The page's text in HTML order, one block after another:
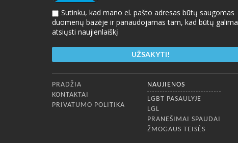
Sutinku, kad mano el. pašto adresas būtų saugomas
duomenų bazėje ir panaudojamas tam, kad būtų galima
atsiųsti naujienlaiškį
Apatinis meniu
PRADŽIA
KONTAKTAI
PRIVATUMO POLITIKA
NAUJIENOS
LGBT PASAULYJE
LGL
PRANEŠIMAI SPAUDAI
ŽMOGAUS TEISĖS